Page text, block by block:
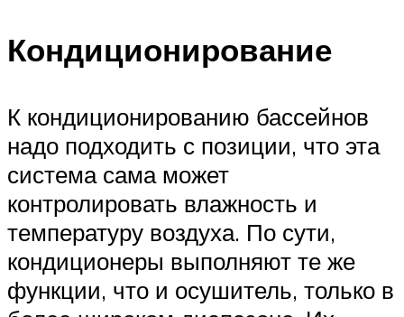
Кондиционирование
К кондиционированию бассейнов
надо подходить с позиции, что эта
система сама может
контролировать влажность и
температуру воздуха. По сути,
кондиционеры выполняют те же
функции, что и осушитель, только в